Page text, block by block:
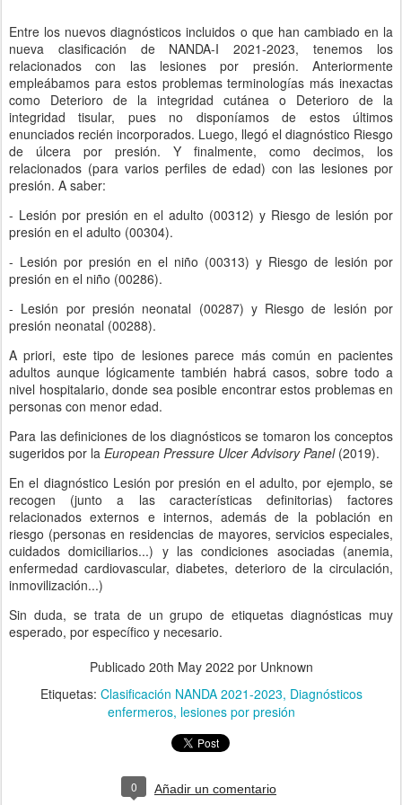
Entre los nuevos diagnósticos incluidos o que han cambiado en la
nueva clasificación de NANDA-I 2021-2023, tenemos los
relacionados con las lesiones por presión. Anteriormente
empleábamos para estos problemas terminologías más inexactas
como Deterioro de la integridad cutánea o Deterioro de la
integridad tisular, pues no disponíamos de estos últimos
enunciados recién incorporados. Luego, llegó el diagnóstico Riesgo
de úlcera por presión. Y finalmente, como decimos, los
relacionados (para varios perfiles de edad) con las lesiones por
presión. A saber:
- Lesión por presión en el adulto (00312) y Riesgo de lesión por
presión en el adulto (00304).
- Lesión por presión en el niño (00313) y Riesgo de lesión por
presión en el niño (00286).
- Lesión por presión neonatal (00287) y Riesgo de lesión por
presión neonatal (00288).
A priori, este tipo de lesiones parece más común en pacientes
adultos aunque lógicamente también habrá casos, sobre todo a
nivel hospitalario, donde sea posible encontrar estos problemas en
personas con menor edad.
Para las definiciones de los diagnósticos se tomaron los conceptos
sugeridos por la European Pressure Ulcer Advisory Panel (2019).
En el diagnóstico Lesión por presión en el adulto, por ejemplo, se
recogen (junto a las características definitorias) factores
relacionados externos e internos, además de la población en
riesgo (personas en residencias de mayores, servicios especiales,
cuidados domiciliarios...) y las condiciones asociadas (anemia,
enfermedad cardiovascular, diabetes, deterioro de la circulación,
inmovilización...)
Sin duda, se trata de un grupo de etiquetas diagnósticas muy
esperado, por específico y necesario.
Publicado 20th May 2022 por Unknown
Etiquetas: Clasificación NANDA 2021-2023 Diagnósticos
enfermeros lesiones por presión
0 Añadir un comentario